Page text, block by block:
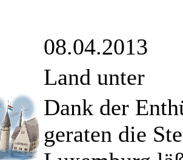
08.04.2013
Land unter
Dank der
geraten die